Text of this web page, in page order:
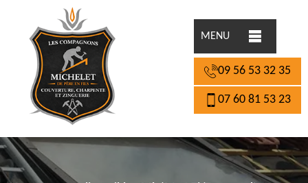
MENU
09 56 53 32 35
07 60 81 53 23